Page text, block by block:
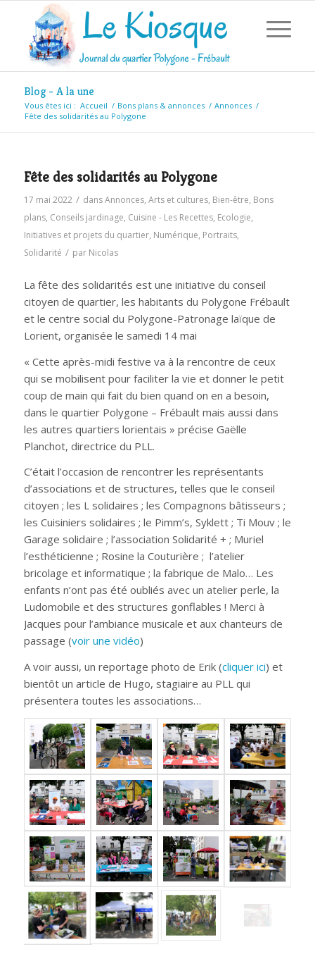
Blog - A la une
Vous êtes ici : Accueil / Bons plans & annonces / Annonces /
Fête des solidarités au Polygone
Fête des solidarités au Polygone
17 mai 2022 / dansAnnonces, Arts et cultures, Bien-être, Bons
plans, Conseils jardinage, Cuisine - Les Recettes, Ecologie,
Initiatives et projets du quartier, Numérique, Portraits,
Solidarité / par Nicolas
La fête des solidarités est une initiative du conseil
citoyen de quartier, les habitants du Polygone Frébault
et le centre social du Polygone-Patronage laïque de
Lorient, organisée le samedi 14 mai
« Cette après-midi festive va à la rencontre de ceux
qui se mobilisent pour faciliter la vie et donner le petit
coup de main qui fait du bien quand on en a besoin,
dans le quartier Polygone – Frébault mais aussi dans
les autres quartiers lorientais » précise Gaëlle
Planchot, directrice du PLL.
C’était l’occasion de rencontrer les représentants
d’associations et de structures, telles que le conseil
citoyen ; les L solidaires ; les Compagnons bâtisseurs ;
les Cuisiniers solidaires ; le Pimm’s, Syklett ; Ti Mouv ; le
Garage solidaire ; l’association Solidarité + ; Muriel
l’esthéticienne ; Rosine la Couturière ; l’atelier
bricolage et informatique ; la fabrique de Malo… Les
enfants n’ont pas été oubliés avec un atelier perle, la
Ludomobile et des structures gonflables ! Merci à
Jacques pour l’ambiance musicale et aux chanteurs de
passage (voir une vidéo)
A voir aussi, un reportage photo de Erik (cliquer ici) et
bientôt un article de Hugo, stagiaire au PLL qui
présentera toutes les associations…